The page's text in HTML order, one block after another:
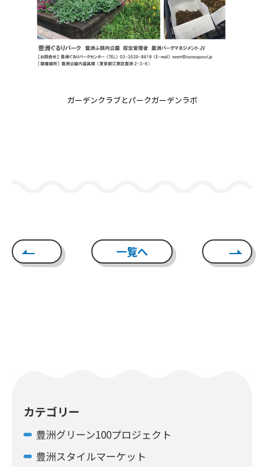
ガーデンクラブとパークガーデンラボ
一覧へ
カテゴリー
豊洲グリーン100プロジェクト
豊洲スタイルマーケット